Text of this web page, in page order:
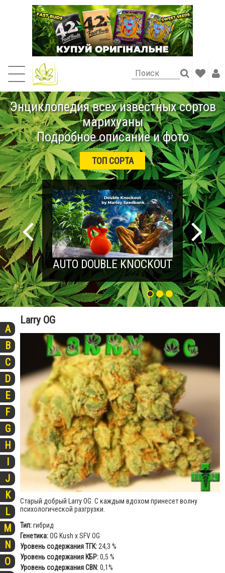
Энциклопедия всех известных сортов
марихуаны
Подробное описание и фото
ТОП СОРТА
AUTO DOUBLE KNOCKOUT
A
B
C
D
E
F
G
H
I
J
K
L
M
N
O
Larry OG
Старый добрый Larry OG. С каждым вдохом принесет волну
психологической разгрузки.
Тип:гибрид
Генетика:OG Kush х SFV OG
Уровень содержания ТГК:24,3 %
Уровень содержания КБР:0,5 %
Уровень содержания CBN:0,1%